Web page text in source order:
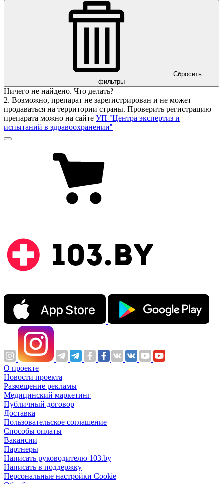
Сбросить
фильтры
Ничего не найдено. Что делать?
2. Возможно, препарат не зарегистрирован и не может
продаваться на территории страны. Проверить регистрацию
препарата можно на сайте УП "Центра экспертиз и
испытаний в здравоохранении"
О проекте
Новости проекта
Размещение рекламы
Медицинский маркетинг
Публичный договор
Доставка
Пользовательское соглашение
Способы оплаты
Вакансии
Партнеры
Написать руководителю 103.by
Написать в поддержку
Персональные настройки Cookie